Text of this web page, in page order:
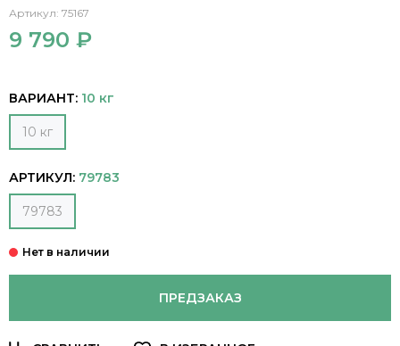
Артикул: 75167
9 790 ₽
ВАРИАНТ: 10 кг
10 кг
АРТИКУЛ: 79783
79783
ПРЕДЗАКАЗ